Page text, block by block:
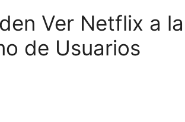
Ver Netflix a la
de Usuarios